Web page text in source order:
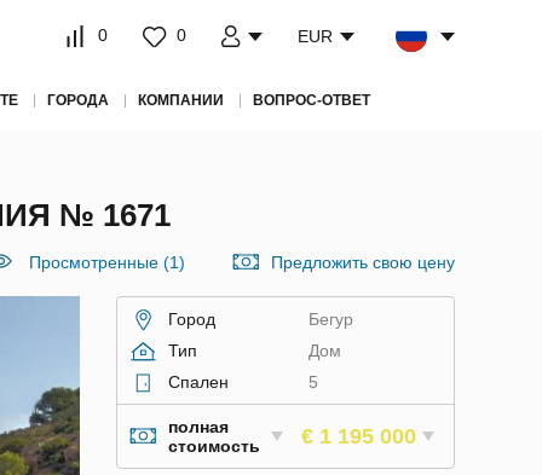
0 0 EUR
ГОРОДА КОМПАНИИ ВОПРОС-ОТВЕТ
№ 1671
Просмотренные (1) Предложить свою цену
Город
Бегур
Тип
Дом
Спален
5
полная
стоимость
€ 1 195 000